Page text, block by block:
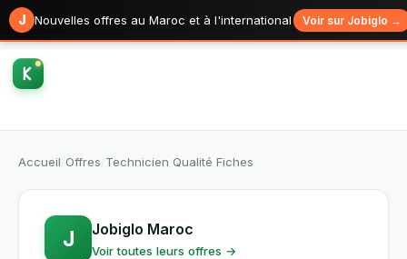
J Nouvelles offres au Maroc et à l'international Voir sur Jobiglo →
Accueil Offres Technicien Qualité Fiches
J Jobiglo Maroc
Voir toutes leurs offres →